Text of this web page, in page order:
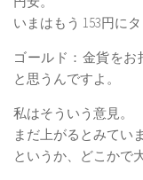
いまはもう 153円に
ゴールド：金貨を
と思うんですよ。
私はそういう意見。
まだ上がるとみてい
というか、どこかで